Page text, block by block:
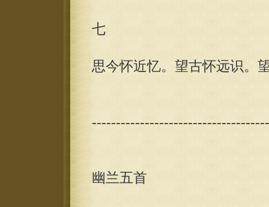
七
思今怀近忆。望古怀远识。
幽兰五首